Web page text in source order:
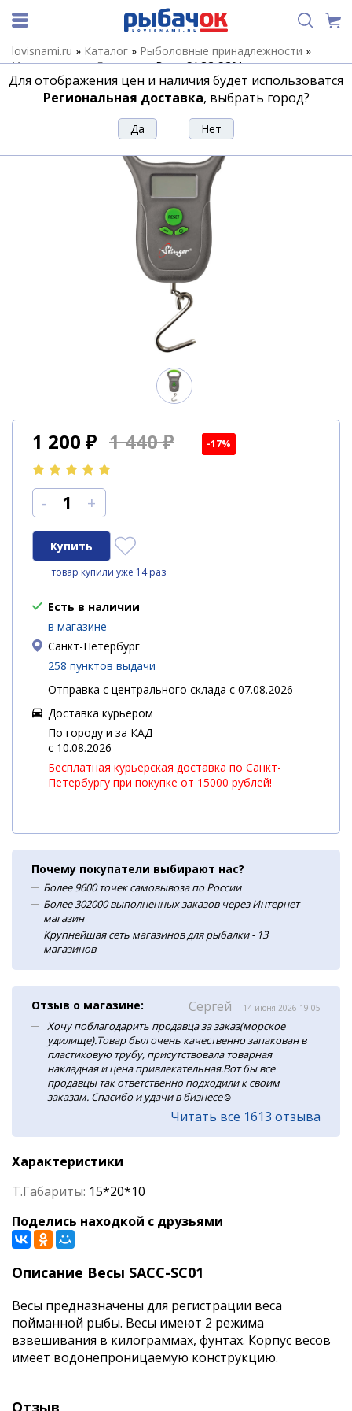
lovisnami.ru » Каталог » Рыболовные принадлежности »
Инструменты»Безмены»Весы SACC-SC01
Весы SACC-SC01
1 200 ₽ 1 440 ₽ -17%
- +
товар купили уже 14 раз
Есть в наличии
в магазине
Санкт-Петербург
258 пунктов выдачи
Отправка с центрального склада с 07.08.2026
Доставка курьером
По городу и за КАД
c 10.08.2026
Бесплатная курьерская доставка по Санкт-
Петербургу при покупке от 15000 рублей!
Почему покупатели выбирают нас?
Более 9600 точек самовывоза по России
Более 302000 выполненных заказов через Интернет
магазин
Крупнейшая сеть магазинов для рыбалки - 13
магазинов
Отзыв о магазине: Сергей 14 июня 2026 19:05
Хочу поблагодарить продавца за заказ(морское
удилище).Товар был очень качественно запакован в
пластиковую трубу, присутствовала товарная
накладная и цена привлекательная.Вот бы все
продавцы так ответственно подходили к своим
заказам. Спасибо и удачи в бизнесе☺️
Читать все 1613 отзыва
Характеристики
Т.Габариты: 15*20*10
Поделись находкой с друзьями
Описание Весы SACC-SC01
Весы предназначены для регистрации веса
пойманной рыбы. Весы имеют 2 режима
взвешивания в килограммах, фунтах. Корпус весов
имеет водонепроницаемую конструкцию.
Отзыв
Для отображения цен и наличия будет использоватся
Региональная доставка, выбрать город?